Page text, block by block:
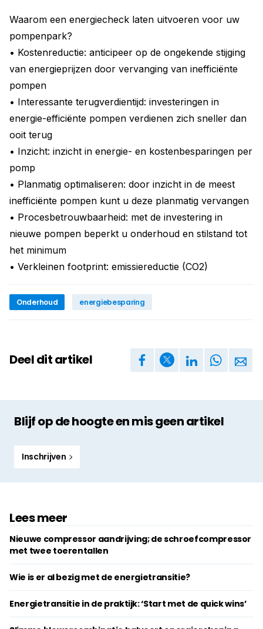
Waarom een energiecheck laten uitvoeren voor uw
pompenpark?
• Kostenreductie: anticipeer op de ongekende stijging
van energieprijzen door vervanging van inefficiënte
pompen
• Interessante terugverdientijd: investeringen in
energie-efficiënte pompen verdienen zich sneller dan
ooit terug
• Inzicht: inzicht in energie- en kostenbesparingen per
pomp
• Planmatig optimaliseren: door inzicht in de meest
inefficiënte pompen kunt u deze planmatig vervangen
• Procesbetrouwbaarheid: met de investering in
nieuwe pompen beperkt u onderhoud en stilstand tot
het minimum
• Verkleinen footprint: emissiereductie (CO2)
Onderhoud energiebesparing
Deel dit artikel
Blijf op de hoogte en mis geen artikel
Inschrijven
Lees meer
Nieuwe compressor aandrijving; de schroefcompressor
met twee toerentallen
Wie is er al bezig met de energietransitie?
Energietransitie in de praktijk: ‘Start met de quick wins’